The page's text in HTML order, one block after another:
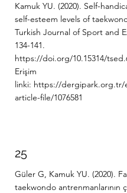
Kamuk YU. (2020). Self-
self-esteem levels of
Turkish Journal of Sport and
134-141.
https://doi.org/10.15314/
Erişim
linki: https://dergipark.org.tr/
article-file/1076581
25
Güler G, Kamuk YU. (2020).
taekwondo antrenmanlarının